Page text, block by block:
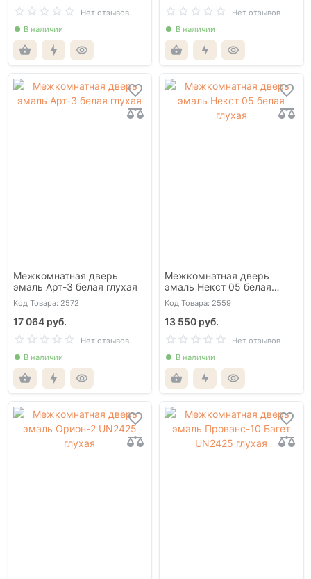
Нет отзывов
В наличии
Нет отзывов
В наличии
Межкомнатная дверь
эмаль Арт-3 белая глухая
Код Товара: 2572
17 064 руб.
Нет отзывов
В наличии
Межкомнатная дверь
эмаль Некст 05 белая
глухая
Код Товара: 2559
13 550 руб.
Нет отзывов
В наличии